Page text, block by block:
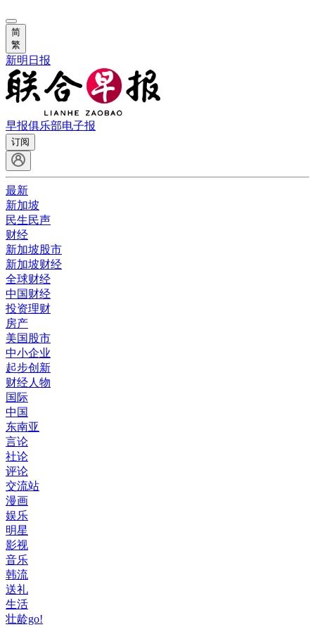
简
繁
新明日报
早报俱乐部电子报
订阅
最新
新加坡
民生民声
财经
新加坡股市
新加坡财经
全球财经
中国财经
投资理财
房产
美国股市
中小企业
起步创新
财经人物
国际
中国
东南亚
言论
社论
评论
交流站
漫画
娱乐
明星
影视
音乐
韩流
送礼
生活
壮龄go!